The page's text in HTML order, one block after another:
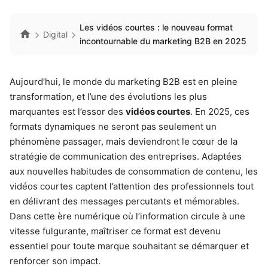
Digital
Les vidéos courtes : le nouveau format
incontournable du marketing B2B en 2025
Aujourd’hui, le monde du marketing B2B est en pleine
transformation, et l’une des évolutions les plus
marquantes est l’essor des vidéos courtes. En 2025, ces
formats dynamiques ne seront pas seulement un
phénomène passager, mais deviendront le cœur de la
stratégie de communication des entreprises. Adaptées
aux nouvelles habitudes de consommation de contenu, les
vidéos courtes captent l’attention des professionnels tout
en délivrant des messages percutants et mémorables.
Dans cette ère numérique où l’information circule à une
vitesse fulgurante, maîtriser ce format est devenu
essentiel pour toute marque souhaitant se démarquer et
renforcer son impact.